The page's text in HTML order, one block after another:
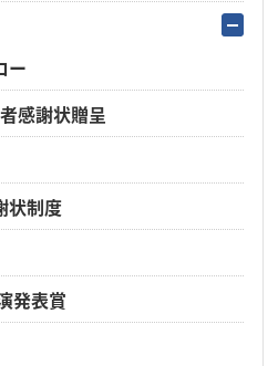
ー
感謝状贈呈
状制度
発表賞